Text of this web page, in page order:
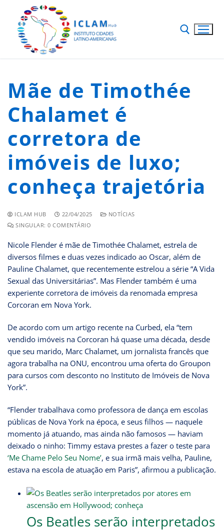
Mãe de Timothée
Chalamet é
corretora de
imóveis de luxo;
conheça trajetória
ICLAM HUB 22/04/2025
NOTÍCIAS
SINGULAR: 0 COMENTÁRIO
Nicole Flender é mãe de Timothée Chalamet, estrela de
diversos filmes e duas vezes indicado ao Oscar, além de
Pauline Chalamet, que recentemente estrelou a série “A Vida
Sexual das Universitárias”. Mas Flender também é uma
experiente corretora de imóveis da renomada empresa
Corcoran em Nova York.
De acordo com um artigo recente na Curbed, ela “tem
vendido imóveis na Corcoran há quase uma década, desde
que seu marido, Marc Chalamet, um jornalista francês que
agora trabalha na ONU, encontrou uma oferta do Groupon
para cursos com desconto no Instituto de Imóveis de Nova
York”.
“Flender trabalhava como professora de dança em escolas
públicas de Nova York na época, e seus filhos — naquele
momento já atuando, mas ainda não famosos — haviam
deixado o ninho: Timmy estava prestes a fazer o teste para
‘Me Chame Pelo Seu Nome’, e sua irmã mais velha, Pauline,
estava na escola de atuação em Paris”, afirmou a publicação.
Os Beatles serão interpretados